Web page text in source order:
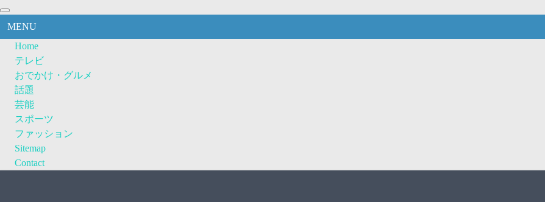
MENU
Home
テレビ
おでかけ・グルメ
話題
芸能
スポーツ
ファッション
Sitemap
Contact